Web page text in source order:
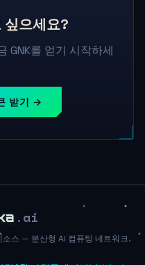
싶으세요?
GNK를 얻기 시작하세
받기 →
.ai
스 — 분산형 AI 컴퓨팅 네트워크.